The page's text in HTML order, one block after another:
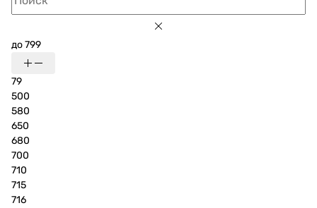
до 799
79
500
580
650
680
700
710
715
716